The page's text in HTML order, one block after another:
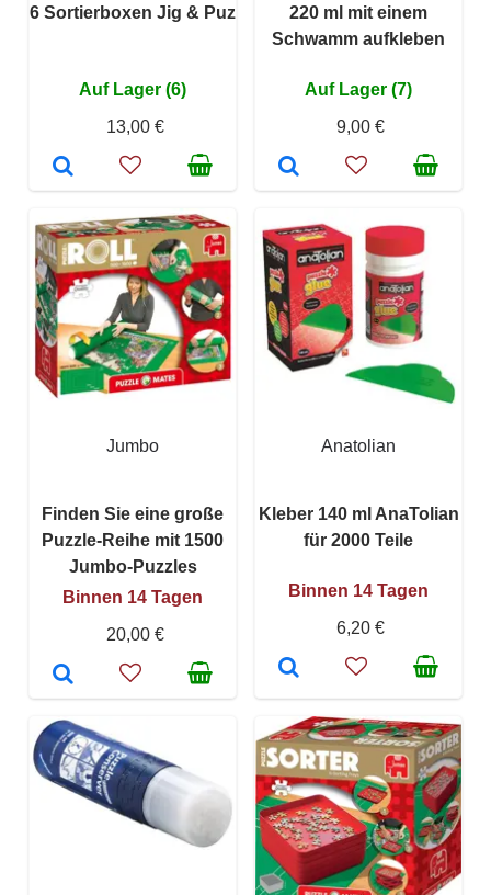
6 Sortierboxen Jig & Puz
Auf Lager (6)
13,00 €
220 ml mit einem
Schwamm aufkleben
Auf Lager (7)
9,00 €
Jumbo
Finden Sie eine große
Puzzle-Reihe mit 1500
Jumbo-Puzzles
Binnen 14 Tagen
20,00 €
Anatolian
Kleber 140 ml AnaTolian
für 2000 Teile
Binnen 14 Tagen
6,20 €